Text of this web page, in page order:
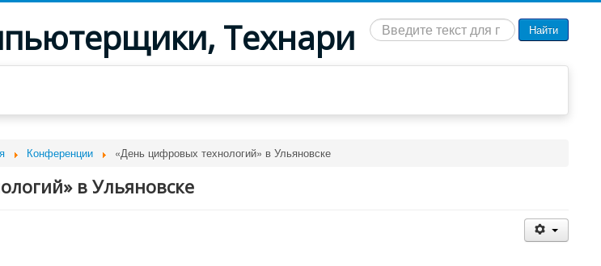
Технари Искать... Найти
Конференции «День цифровых технологий» в Ульяновске
в Ульяновске